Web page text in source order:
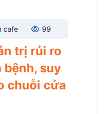
cafe 99
trị rủi ro
bệnh, suy
chuỗi cửa